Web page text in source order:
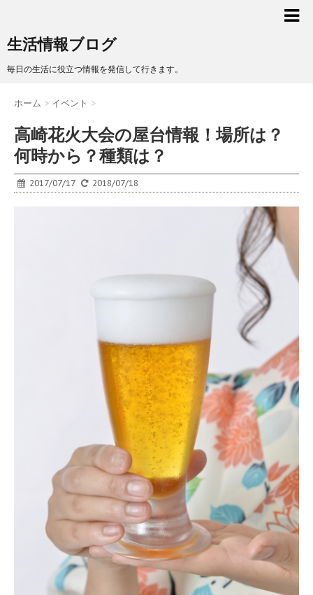
生活情報ブログ
毎日の生活に役立つ情報を発信して行きます。
ホーム > イベント >
高崎花火大会の屋台情報！場所は？
何時から？種類は？
2017/07/17 2018/07/18